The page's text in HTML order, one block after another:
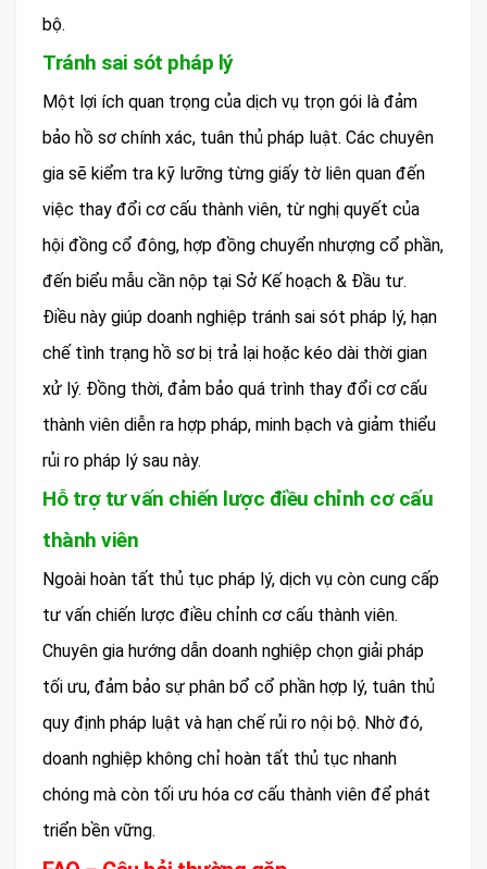
bộ.
Tránh sai sót pháp lý
Một lợi ích quan trọng của dịch vụ trọn gói là đảm
bảo hồ sơ chính xác, tuân thủ pháp luật. Các chuyên
gia sẽ kiểm tra kỹ lưỡng từng giấy tờ liên quan đến
việc thay đổi cơ cấu thành viên, từ nghị quyết của
hội đồng cổ đông, hợp đồng chuyển nhượng cổ phần,
đến biểu mẫu cần nộp tại Sở Kế hoạch & Đầu tư.
Điều này giúp doanh nghiệp tránh sai sót pháp lý, hạn
chế tình trạng hồ sơ bị trả lại hoặc kéo dài thời gian
xử lý. Đồng thời, đảm bảo quá trình thay đổi cơ cấu
thành viên diễn ra hợp pháp, minh bạch và giảm thiểu
rủi ro pháp lý sau này.
Hỗ trợ tư vấn chiến lược điều chỉnh cơ cấu
thành viên
Ngoài hoàn tất thủ tục pháp lý, dịch vụ còn cung cấp
tư vấn chiến lược điều chỉnh cơ cấu thành viên.
Chuyên gia hướng dẫn doanh nghiệp chọn giải pháp
tối ưu, đảm bảo sự phân bổ cổ phần hợp lý, tuân thủ
quy định pháp luật và hạn chế rủi ro nội bộ. Nhờ đó,
doanh nghiệp không chỉ hoàn tất thủ tục nhanh
chóng mà còn tối ưu hóa cơ cấu thành viên để phát
triển bền vững.